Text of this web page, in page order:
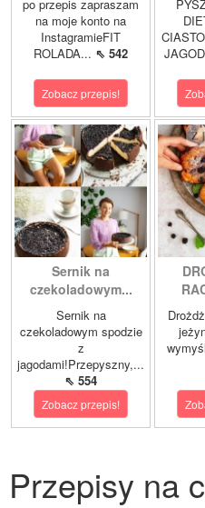
po przepis zapraszam
na moje konto na
InstagramieFIT
ROLADA... ⇖ 542
Zobacz przepis!
Sernik na
czekoladowym...
Sernik na
czekoladowym spodzie
z
jagodami!Przepyszny,...
⇖ 554
Zobacz przepis!
Przepisy na